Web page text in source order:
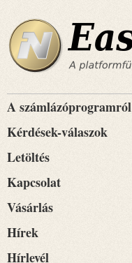
A számlázóprogramról
Kérdések-válaszok
Letöltés
Kapcsolat
Vásárlás
Hírek
Hírlevél